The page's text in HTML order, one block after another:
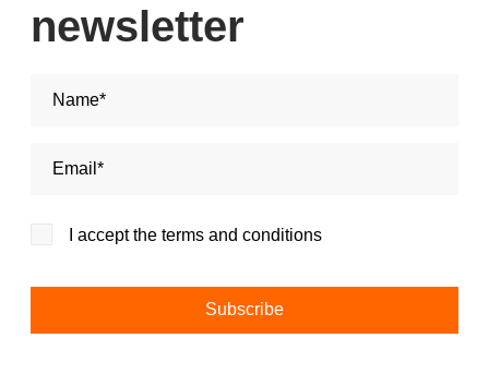
newsletter
I accept the terms and conditions